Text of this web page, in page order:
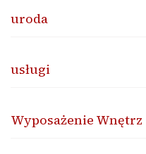
uroda
usługi
Wyposażenie Wnętrz